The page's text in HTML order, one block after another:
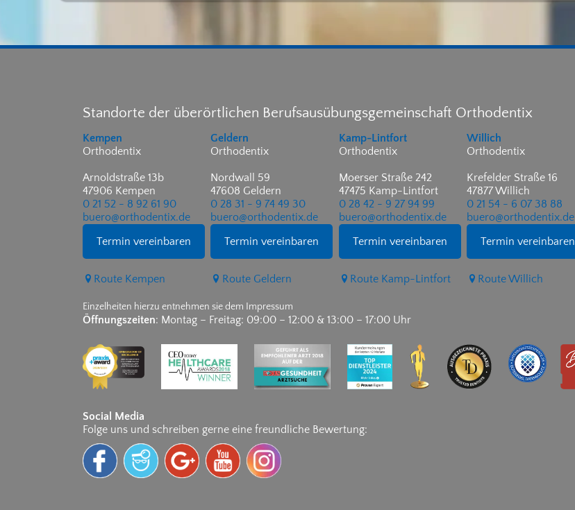
Standorte der überörtlichen Berufsausübungsgemeinschaft Orthodentix
Kempen
Orthodentix
Arnoldstraße 13b
47906 Kempen
0 21 52 - 8 92 61 90
buero@orthodentix.de
Termin vereinbaren
Route Kempen
Geldern
Orthodentix
Nordwall 59
47608 Geldern
0 28 31 - 9 74 49 30
buero@orthodentix.de
Termin vereinbaren
Route Geldern
Kamp-Lintfort
Orthodentix
Moerser Straße 242
47475 Kamp-Lintfort
0 28 42 - 9 27 94 99
buero@orthodentix.de
Termin vereinbaren
Route Kamp-Lintfort
Willich
Orthodentix
Krefelder Straße 16
47877 Willich
0 21 54 - 6 07 38 88
buero@orthodentix.de
Termin vereinbaren
Route Willich
Einzelheiten hierzu entnehmen sie dem Impressum
Öffnungszeiten: Montag – Freitag: 09:00 – 12:00 & 13:00 – 17:00 Uhr
Social Media
Folge uns und schreiben gerne eine freundliche Bewertung: